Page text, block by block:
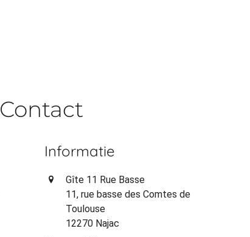
Contact
Informatie
Gîte 11 Rue Basse
11, rue basse des Comtes de
Toulouse
12270 Najac